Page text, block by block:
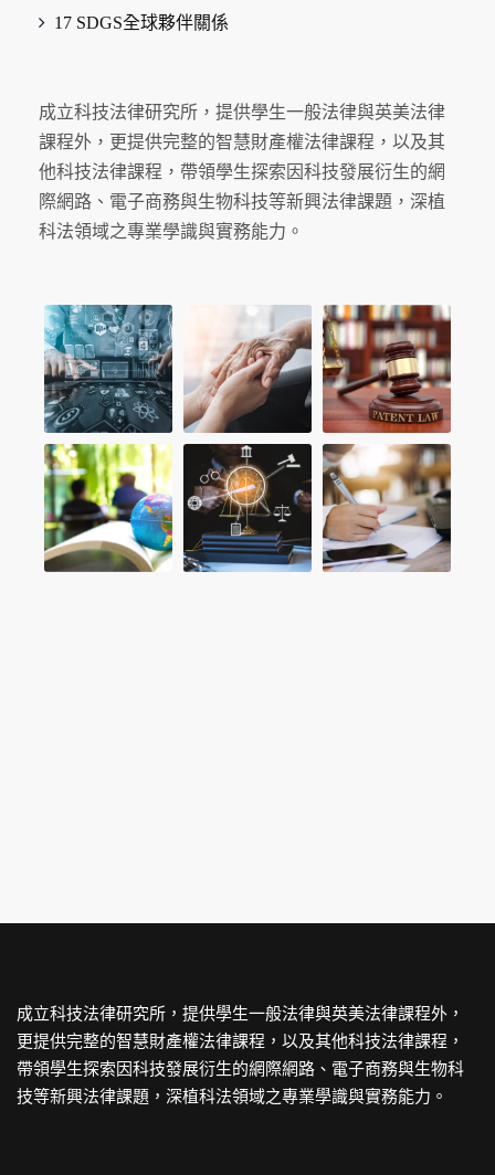
17 SDGS全球夥伴關係
成立科技法律研究所，提供學生一般法律與英美法律
課程外，更提供完整的智慧財產權法律課程，以及其
他科技法律課程，帶領學生探索因科技發展衍生的網
際網路、電子商務與生物科技等新興法律課題，深植
科法領域之專業學識與實務能力。
成立科技法律研究所，提供學生一般法律與英美法律課程外，
更提供完整的智慧財產權法律課程，以及其他科技法律課程，
帶領學生探索因科技發展衍生的網際網路、電子商務與生物科
技等新興法律課題，深植科法領域之專業學識與實務能力。